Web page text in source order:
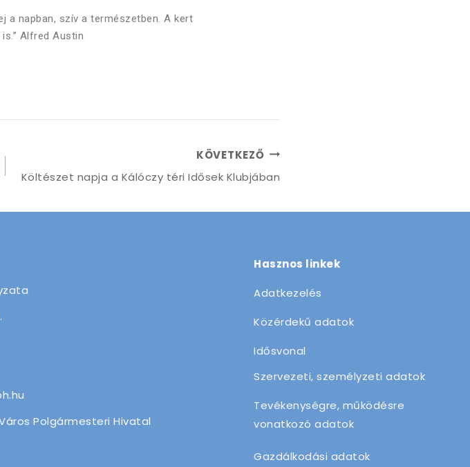
a napban, szív a természetben. A kert
Alfred Austin
KÖVETKEZŐ
Költészet napja a Kálóczy téri Idősek Klubjában
Polgármesteri Hivatal
Hasznos linkek
Adatkezelés
Közérdekű adatok
Idősvonal
Szervezeti, személyzeti adatok
Tevékenységre, működésre
vonatkozó adatok
Gazdálkodási adatok